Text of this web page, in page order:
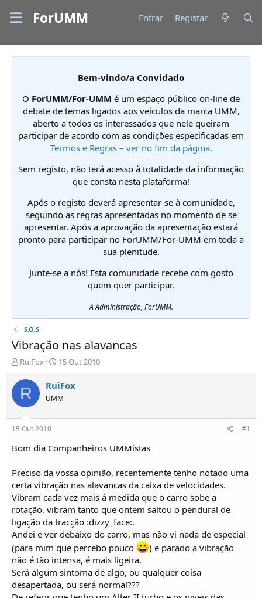
ForUMM Entrar Registar
Bem-vindo/a Convidado
O ForUMM/For-UMM é um espaço público on-line de
debate de temas ligados aos veículos da marca UMM,
aberto a todos os interessados que nele queiram
participar de acordo com as condições especificadas em
Termos e Regras – ver no fim da página.
Sem registo, não terá acesso à totalidade da informação
que consta nesta plataforma!
Após o registo deverá apresentar-se à comunidade,
seguindo as regras apresentadas no momento de se
apresentar. Após a aprovação da apresentação estará
pronto para participar no ForUMM/For-UMM em toda a
sua plenitude.
Junte-se a nós! Esta comunidade recebe com gosto
quem quer participar.
A Administração, ForUMM.
S.O.S
Vibração nas alavancas
I
n
i
i
d
o
r
T
ó
p
i
c
o
s
RuiFox
D
a
t
d
í
o
15 Out 2010
R RuiFox
UMM
15 Out 2010 #1
Bom dia Companheiros UMMistas
Preciso da vossa opinião, recentemente tenho notado uma
certa vibração nas alavancas da caixa de velocidades.
Vibram cada vez mais á medida que o carro sobe a
rotação, vibram tanto que ontem saltou o pendural de
ligação da tracção :dizzy_face:.
Andei e ver debaixo do carro, mas não vi nada de especial
(para mim que percebo pouco
) e parado a vibração
não é tão intensa, é mais ligeira.
Será algum sintoma de algo, ou qualquer coisa
desapertada, ou será normal???